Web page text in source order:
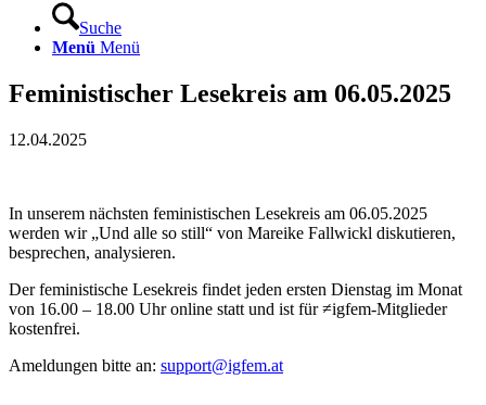
Suche
Menü Menü
Feministischer Lesekreis am 06.05.2025
12.04.2025
In unserem nächsten feministischen Lesekreis am 06.05.2025
werden wir „Und alle so still“ von Mareike Fallwickl diskutieren,
besprechen, analysieren.
Der feministische Lesekreis findet jeden ersten Dienstag im Monat
von 16.00 – 18.00 Uhr online statt und ist für ≠igfem-Mitglieder
kostenfrei.
Ameldungen bitte an: support@igfem.at